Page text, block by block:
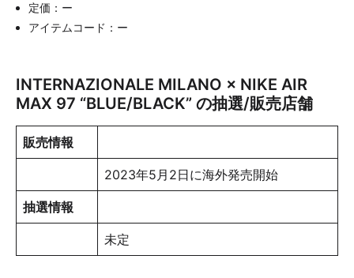
定価：ー
アイテムコード：ー
INTERNAZIONALE MILANO × NIKE AIR
MAX 97 “BLUE/BLACK” の抽選/販売店舗
販売情報
2023年5月2日に海外発売開始
抽選情報
未定